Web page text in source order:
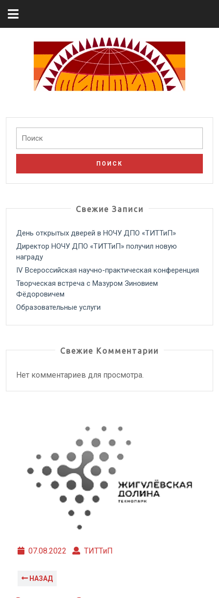
ПОИСК
Свежие Записи
День открытых дверей в НОЧУ ДПО «ТИТТиП»
Директор НОЧУ ДПО «ТИТТиП» получил новую
награду
IV Всероссийская научно-практическая конференция
Творческая встреча с Мазуром Зиновием
Фёдоровичем
Образовательные услуги
Свежие Комментарии
Нет комментариев для просмотра.
07.08.2022 ТИТТиП
НАЗАД